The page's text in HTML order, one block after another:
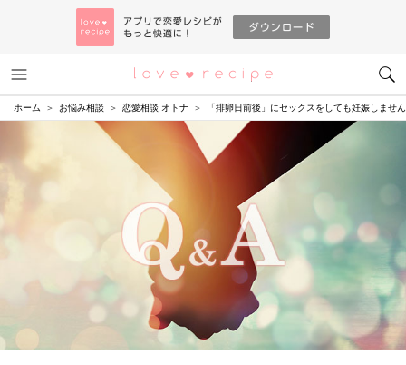
恋愛レシピ
ホーム お悩み相談 恋愛相談 オトナ 「排卵日前後」にセックスをしても妊娠しませ